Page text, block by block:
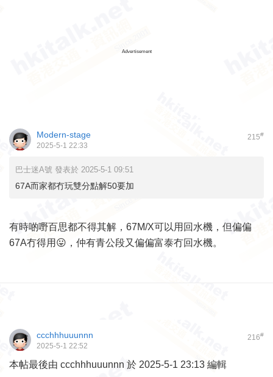
Advertisement
215#
Modern-stage
2025-5-1 22:33
巴士迷A號 發表於 2025-5-1 09:51
67A而家都冇玩雙分點解50要加
有時啲嘢百思都不得其解，67M/X可以用回水機，但偏偏
67A冇得用😛，仲有青公段又偏偏富泰冇回水機。
216#
ccchhhuuunnn
2025-5-1 22:52
本帖最後由 ccchhhuuunnn 於 2025-5-1 23:13 編輯